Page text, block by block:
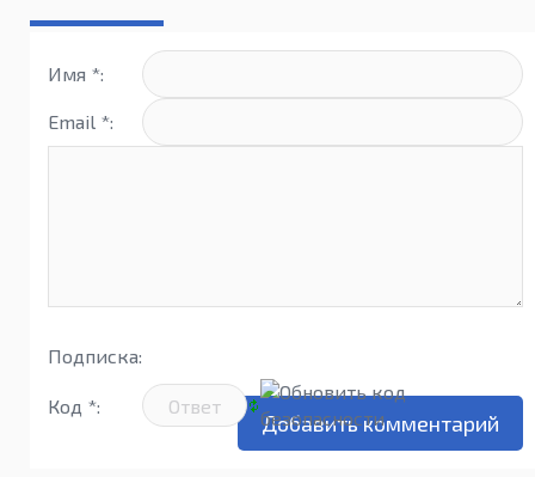
Имя *:
Email *:
Подписка:
Код *: